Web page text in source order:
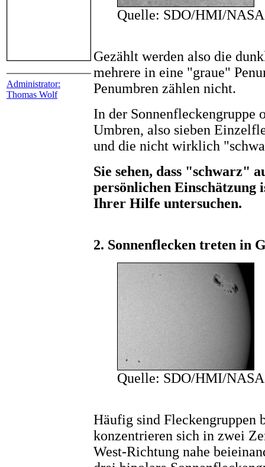
Administrator:
Thomas Wolf
Quelle: SDO/HMI/NASA
Gezählt werden also die
mehrere in eine "graue"
Penumbren zählen nicht.
In der Sonnenfleckengruppe
Umbren, also sieben
und die nicht wirklich
Sie sehen, dass "schwarz"
persönlichen Einschätzung
Ihrer Hilfe untersuchen.
2. Sonnenflecken treten in
Quelle: SDO/HMI/NASA
Häufig sind Fleckengruppen
konzentrieren sich in zwei
West-Richtung nahe